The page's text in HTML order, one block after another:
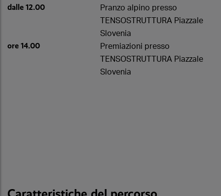
dalle 12.00
Pranzo alpino presso
TENSOSTRUTTURA Piazzale
Slovenia
ore 14.00
Premiazioni presso
TENSOSTRUTTURA Piazzale
Slovenia